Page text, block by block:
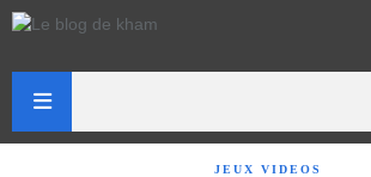
JEUX VIDEOS